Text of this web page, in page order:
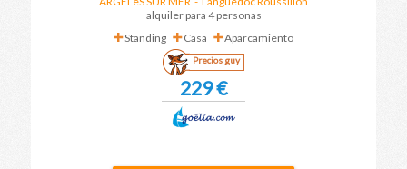
alquiler para 4 personas
Standing
Casa Aparcamiento
Precios guy
229 €